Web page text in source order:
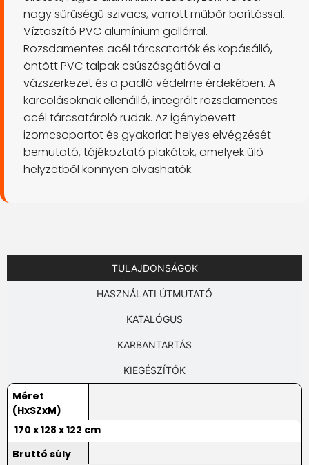
nagy sűrűségű szivacs, varrott műbőr borítással.
Víztaszító PVC alumínium gallérral.
Rozsdamentes acél tárcsatartók és kopásálló,
öntött PVC talpak csúszásgátlóval a
vázszerkezet és a padló védelme érdekében. A
karcolásoknak ellenálló, integrált rozsdamentes
acél tárcsatároló rudak. Az igénybevett
izomcsoportot és gyakorlat helyes elvégzését
bemutató, tájékoztató plakátok, amelyek ülő
helyzetből könnyen olvashatók.
TULAJDONSÁGOK
HASZNÁLATI ÚTMUTATÓ
KATALÓGUS
KARBANTARTÁS
KIEGÉSZÍTŐK
Méret
(HxSZxM)
170 x 128 x 122 cm
Bruttó súly